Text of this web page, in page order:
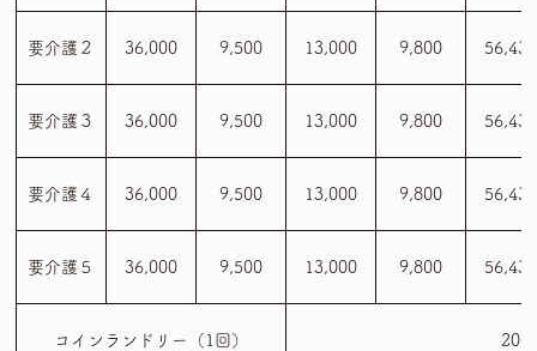
要介護２ 36,000 9,500 13,000 9,800 56,430
要介護３ 36,000 9,500 13,000 9,800 56,430
要介護４ 36,000 9,500 13,000 9,800 56,430
要介護５ 36,000 9,500 13,000 9,800 56,430
コインランドリー（1回） 200